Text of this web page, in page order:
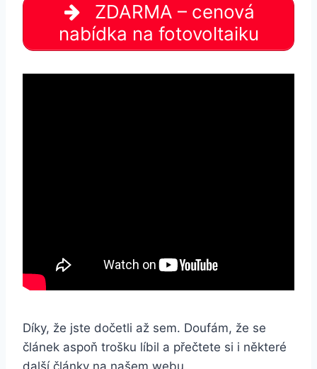
ZDARMA – cenová
nabídka na fotovoltaiku
Díky, že jste dočetli až sem. Doufám, že se
článek aspoň trošku líbil a přečtete si i některé
další články na našem webu.